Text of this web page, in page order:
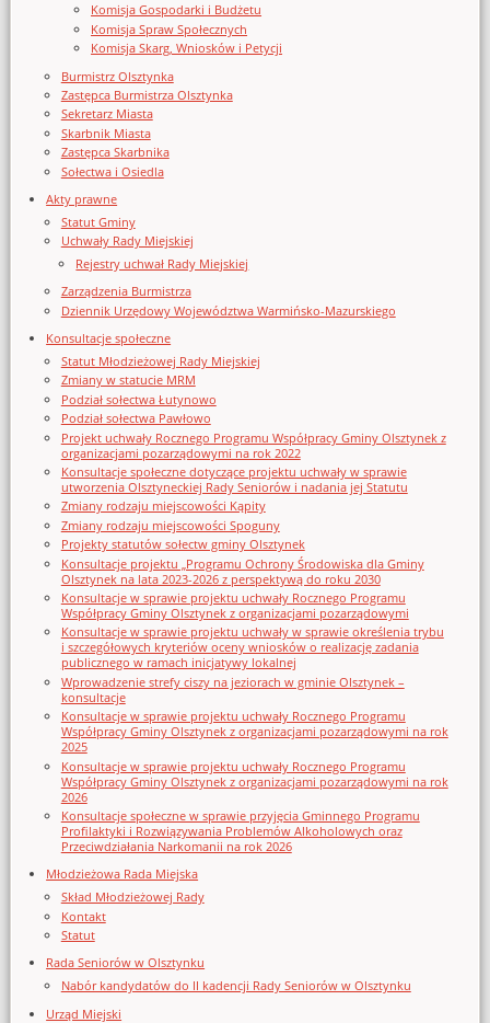
Komisja Gospodarki i Budżetu
Komisja Spraw Społecznych
Komisja Skarg, Wniosków i Petycji
Burmistrz Olsztynka
Zastępca Burmistrza Olsztynka
Sekretarz Miasta
Skarbnik Miasta
Zastępca Skarbnika
Sołectwa i Osiedla
Akty prawne
Statut Gminy
Uchwały Rady Miejskiej
Rejestry uchwał Rady Miejskiej
Zarządzenia Burmistrza
Dziennik Urzędowy Województwa Warmińsko-Mazurskiego
Konsultacje społeczne
Statut Młodzieżowej Rady Miejskiej
Zmiany w statucie MRM
Podział sołectwa Łutynowo
Podział sołectwa Pawłowo
Projekt uchwały Rocznego Programu Współpracy Gminy Olsztynek z
organizacjami pozarządowymi na rok 2022
Konsultacje społeczne dotyczące projektu uchwały w sprawie
utworzenia Olsztyneckiej Rady Seniorów i nadania jej Statutu
Zmiany rodzaju miejscowości Kąpity
Zmiany rodzaju miejscowości Spoguny
Projekty statutów sołectw gminy Olsztynek
Konsultacje projektu „Programu Ochrony Środowiska dla Gminy
Olsztynek na lata 2023-2026 z perspektywą do roku 2030
Konsultacje w sprawie projektu uchwały Rocznego Programu
Współpracy Gminy Olsztynek z organizacjami pozarządowymi
Konsultacje w sprawie projektu uchwały w sprawie określenia trybu
i szczegółowych kryteriów oceny wniosków o realizację zadania
publicznego w ramach inicjatywy lokalnej
Wprowadzenie strefy ciszy na jeziorach w gminie Olsztynek –
konsultacje
Konsultacje w sprawie projektu uchwały Rocznego Programu
Współpracy Gminy Olsztynek z organizacjami pozarządowymi na rok
2025
Konsultacje w sprawie projektu uchwały Rocznego Programu
Współpracy Gminy Olsztynek z organizacjami pozarządowymi na rok
2026
Konsultacje społeczne w sprawie przyjęcia Gminnego Programu
Profilaktyki i Rozwiązywania Problemów Alkoholowych oraz
Przeciwdziałania Narkomanii na rok 2026
Młodzieżowa Rada Miejska
Skład Młodzieżowej Rady
Kontakt
Statut
Rada Seniorów w Olsztynku
Nabór kandydatów do II kadencji Rady Seniorów w Olsztynku
Urząd Miejski